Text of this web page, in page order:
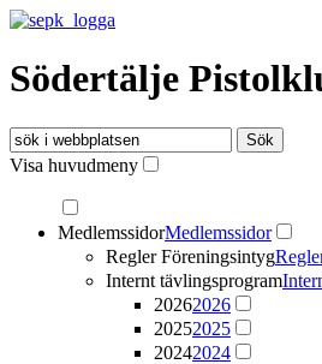
Södertälje
Visa huvudmeny
MedlemssidorMedlemssidor
Regler Föreningsintyg
Internt tävlingsprogram
20262026
20252025
20242024